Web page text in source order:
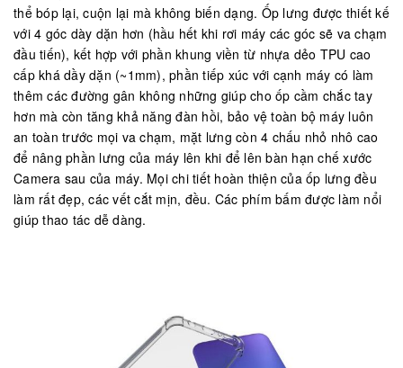
thể bóp lại, cuộn lại mà không biến dạng. Ốp lưng được thiết kế
với 4 góc dày dặn hơn (hầu hết khi rơi máy các góc sẽ va chạm
đầu tiến), kết hợp với phần khung viền từ nhựa dẻo TPU cao
cấp khá dầy dặn (~1mm), phần tiếp xúc với cạnh máy có làm
thêm các đường gân không những giúp cho ốp cầm chắc tay
hơn mà còn tăng khả năng đàn hồi, bảo vệ toàn bộ máy luôn
an toàn trước mọi va chạm, mặt lưng còn 4 chấu nhỏ nhô cao
để nâng phần lưng của máy lên khi để lên bàn hạn chế xước
Camera sau của máy. Mọi chi tiết hoàn thiện của ốp lưng đều
làm rất đẹp, các vết cắt mịn, đều. Các phím bấm được làm nổi
giúp thao tác dễ dàng.